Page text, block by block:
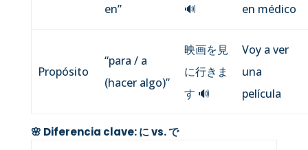
en”
🔊
en médico
Propósito
“para / a
(hacer algo)”
映画を見
に行きま
す 🔊
Voy a ver
una
película
🌸 Diferencia clave: に vs. で